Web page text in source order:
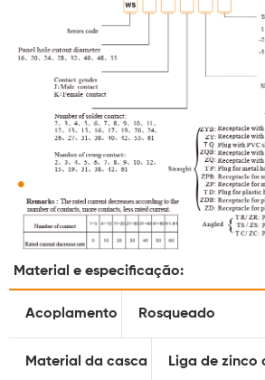
Material e especificação:
Acoplamento Rosqueado
Material da casca Liga de zinco